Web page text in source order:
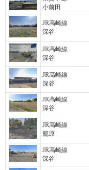
小前田
JR高崎線
深谷
JR高崎線
深谷
JR高崎線
深谷
JR高崎線
深谷
JR高崎線
籠原
JR高崎線
深谷